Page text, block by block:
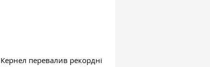
Кернел перевалив рекордні